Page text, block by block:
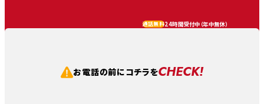
通話無料24時間受付中（年中無休）
お電話の前にコチラをCHECK!